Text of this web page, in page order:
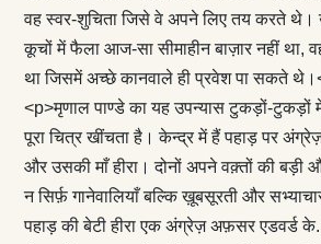
वह स्वर-शुचिता जिसे वे अपने लिए तय करते थे।
कूचों में फैला आज-सा सीमाहीन बाज़ार नहीं था,
था जिसमें अच्छे कानवाले ही प्रवेश पा सकते
<p>मृणाल पाण्डे का यह उपन्यास टुकड़ों-टुकड़ों
पूरा चित्र खींचता है। केन्द्र में हैं पहाड़ पर
और उसकी माँ हीरा। दोनों अपने वक़्तों की बड़ी
न सिर्फ़ गानेवालियाँ बल्कि ख़ूबसूरती और
पहाड़ की बेटी हीरा एक अंग्रेज़ अफ़सर एडवर्ड के.